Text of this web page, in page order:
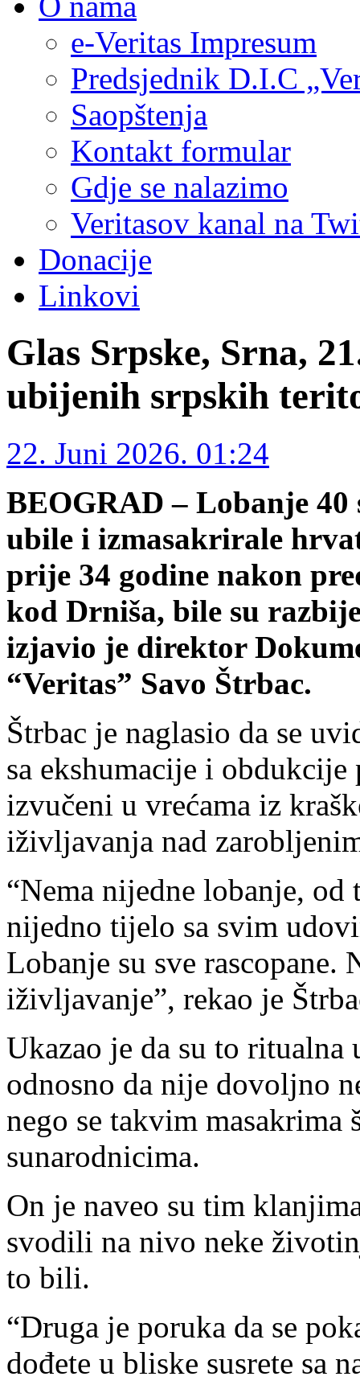
e-Veritas Impresum
Predsjednik D.I.C
Saopštenja
Kontakt formular
Gdje se nalazimo
Veritasov kanal na
Donacije
Linkovi
Glas Srpske, Srna,
ubijenih srpskih
22. Juni 2026. 01:24
BEOGRAD – Lobanje
ubile i izmasakrirale
prije 34 godine nakon
kod Drniša, bile su
izjavio je direktor
“Veritas” Savo Štrbac.
Štrbac je naglasio da se
sa ekshumacije i
izvučeni u vrećama iz
iživljavanja nad
“Nema nijedne lobanje, od
nijedno tijelo sa svim
Lobanje su sve
iživljavanje”, rekao je
Ukazao je da su to
odnosno da nije dovoljno
nego se takvim
sunarodnicima.
On je naveo su tim
svodili na nivo neke
to bili.
“Druga je poruka da se
dođete u bliske susrete sa